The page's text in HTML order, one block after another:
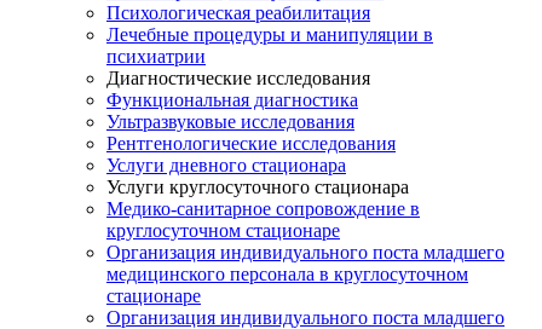
Психологическая реабилитация
Лечебные процедуры и манипуляции в
психиатрии
Диагностические исследования
Функциональная диагностика
Ультразвуковые исследования
Рентгенологические исследования
Услуги дневного стационара
Услуги круглосуточного стационара
Медико-санитарное сопровождение в
круглосуточном стационаре
Организация индивидуального поста младшего
медицинского персонала в круглосуточном
стационаре
Организация индивидуального поста младшего